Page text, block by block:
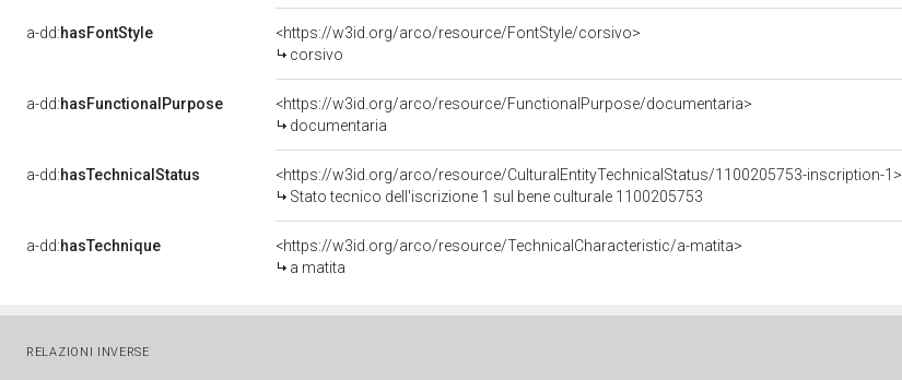
a-dd:hasFontStyle
<https://w3id.org/arco/resource/FontStyle/corsivo>
corsivo
a-dd:hasFunctionalPurpose
<https://w3id.org/arco/resource/FunctionalPurpose/documentaria>
documentaria
a-dd:hasTechnicalStatus
<https://w3id.org/arco/resource/CulturalEntityTechnicalStatus/1100205753-inscription-1>
Stato tecnico dell'iscrizione 1 sul bene culturale 1100205753
a-dd:hasTechnique
<https://w3id.org/arco/resource/TechnicalCharacteristic/a-matita>
a matita
RELAZIONI INVERSE